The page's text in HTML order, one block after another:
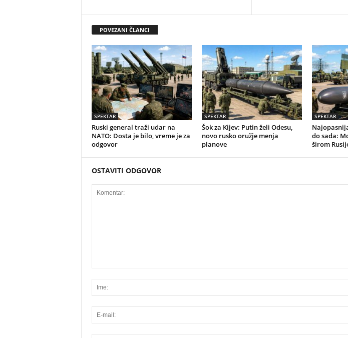
POVEZANI ČLANCI
SPEKTAR
Ruski general traži udar na
NATO: Dosta je bilo, vreme je za
odgovor
SPEKTAR
Šok za Kijev: Putin želi Odesu,
novo rusko oružje menja
planove
SPEKTAR
do sada:
širom
OSTAVITI ODGOVOR